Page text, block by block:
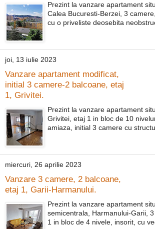
Prezint la vanzare apartament
Calea Bucuresti-Berzei, 3
cu o priveliste deosebita
joi, 13 iulie 2023
Vanzare apartament modificat,
initial 3 camere-2 balcoane, etaj
1, Grivitei.
Prezint la vanzare apartament
Grivitei, etaj 1 in bloc de 10
amiaza, initial 3 camere cu
miercuri, 26 aprilie 2023
Vanzare 3 camere, 2 balcoane,
etaj 1, Garii-Harmanului.
Prezint la vanzare apartament
semicentrala, Harmanului-Garii,
1 in bloc de 4 nivele, insorit, cu